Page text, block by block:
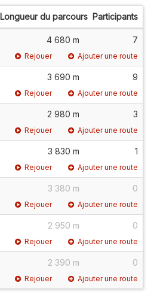
Longueur du parcours Participants
4 680 m 7
Rejouer Ajouter une route
3 690 m 9
Rejouer Ajouter une route
2 980 m 3
Rejouer Ajouter une route
3 830 m 1
Rejouer Ajouter une route
3 380 m 0
Rejouer Ajouter une route
2 950 m 0
Rejouer Ajouter une route
2 390 m 0
Rejouer Ajouter une route